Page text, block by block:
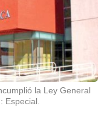
la Ley General
Especial.